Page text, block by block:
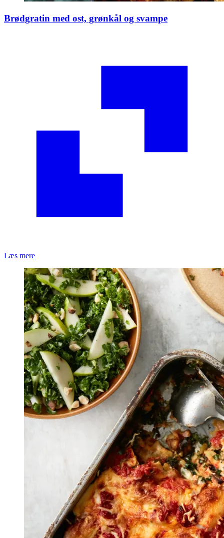
Brødgratin med ost, grønkål og svampe
Læs mere